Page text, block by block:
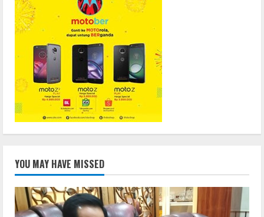
YOU MAY HAVE MISSED